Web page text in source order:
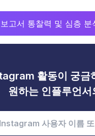
고서 통찰력 및 심층 분
활동이 궁금
원하는 인플루언서